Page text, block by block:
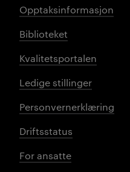
Opptaksinformasjon
Biblioteket
Kvalitetsportalen
Ledige stillinger
Personvernerklæring
Driftsstatus
For ansatte